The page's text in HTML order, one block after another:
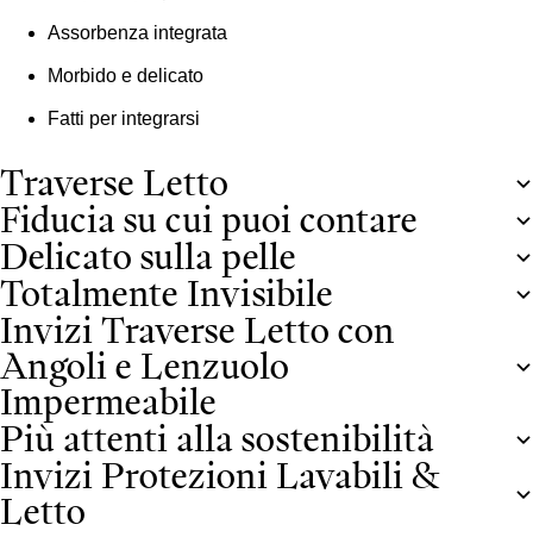
Assorbenza integrata
Morbido e delicato
Fatti per integrarsi
Traverse Letto
Fiducia su cui puoi contare
Delicato sulla pelle
Totalmente Invisibile
Invizi Traverse Letto con
Angoli e Lenzuolo
Impermeabile
Più attenti alla sostenibilità
Invizi Protezioni Lavabili &
Letto